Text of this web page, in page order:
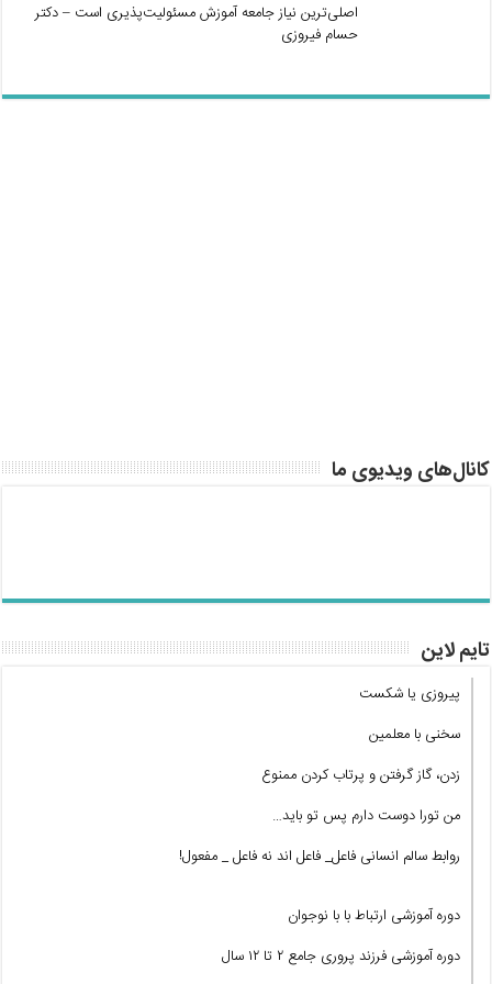
اصلی‌ترین نیاز جامعه آموزش مسئولیت‌پذیری است – دکتر
حسام فیروزی
کانال‌های ویدیوی ما
تایم لاین
پیروزی یا شکست
سخنی با معلمین
زدن، گاز گرفتن و پرتاب کردن ممنوع
من تورا دوست دارم پس تو باید…
روابط سالم انسانی فاعل_ فاعل اند نه فاعل _ مفعول!
دوره آموزشی ارتباط با با نوجوان
دوره آموزشی فرزند پروری جامع ۲ تا ۱۲ سال